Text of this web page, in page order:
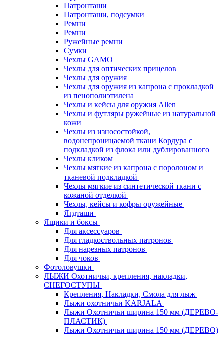
Патронташи
Патронташи, подсумки
Ремни
Ремни
Ружейные ремни
Сумки
Чехлы GAMO
Чехлы для оптических прицелов
Чехлы для оружия
Чехлы для оружия из капрона с прокладкой
из пенополиэтилена
Чехлы и кейсы для оружия Allen
Чехлы и футляры ружейные из натуральной
кожи
Чехлы из износостойкой,
водонепроницаемой ткани Кордура с
подкладкой из флока или дублированного
Чехлы кликом
Чехлы мягкие из капрона с поролоном и
тканевой подкладкой
Чехлы мягкие из синтетической ткани с
кожаной отделкой
Чехлы, кейсы и кофры оружейные
Ягдташи
Ящики и боксы
Для аксессуаров
Для гладкоствольных патронов
Для нарезных патронов
Для чоков
Фотоловушки
ЛЫЖИ Охотничьи, крепления, накладки,
СНЕГОСТУПЫ
Крепления, Накладки, Смола для лыж
Лыжи охотничьи KARJALA
Лыжи Охотничьи ширина 150 мм (ДЕРЕВО-
ПЛАСТИК)
Лыжи Охотничьи ширина 150 мм (ДЕРЕВО)